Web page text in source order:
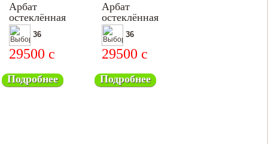
Арбат
остеклённая
36
29500 c
Подробнее
Арбат
остеклённая
36
29500 c
Подробнее